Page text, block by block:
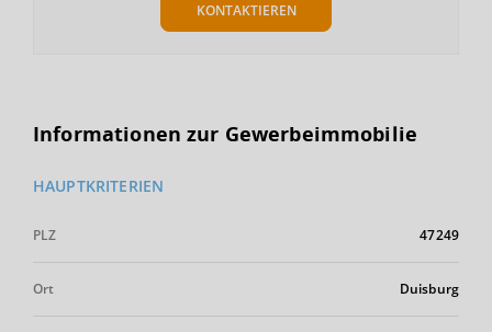
KONTAKTIEREN
Informationen zur Gewerbeimmobilie
HAUPTKRITERIEN
PLZ 47249
Ort Duisburg